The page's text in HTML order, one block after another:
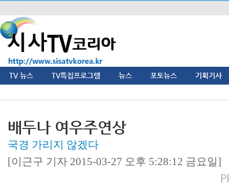
TV 뉴스 TV특집프로그램 뉴스 포토뉴스 기획기사
배두나 여우주연상
국경 가리지 않겠다
[이근구 기자 2015-03-27 오후 5:28:12 금요일]